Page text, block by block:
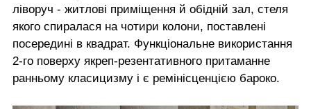
ліворуч - житлові приміщення й обідній зал, стеля
якого спиралася на чотири колони, поставлені
посередині в квадрат. Функціональне використання
2-го поверху якреп-резентативного притаманне
ранньому класицизму і є ремінісценцією бароко.